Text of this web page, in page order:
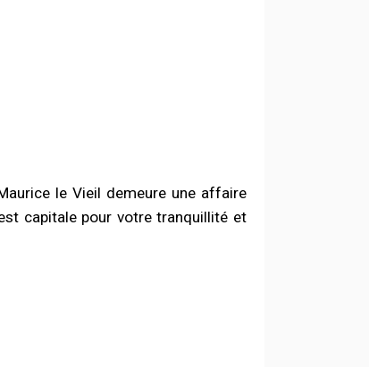
le Vieil demeure une affaire
capitale pour votre tranquillité et